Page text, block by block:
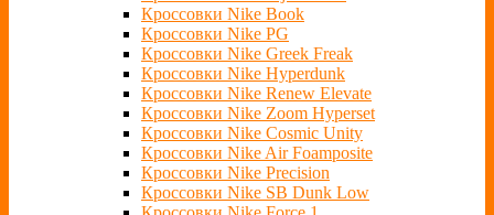
Кроссовки Nike Book
Кроссовки Nike PG
Кроссовки Nike Greek Freak
Кроссовки Nike Hyperdunk
Кроссовки Nike Renew Elevate
Кроссовки Nike Zoom Hyperset
Кроссовки Nike Cosmic Unity
Кроссовки Nike Air Foamposite
Кроссовки Nike Precision
Кроссовки Nike SB Dunk Low